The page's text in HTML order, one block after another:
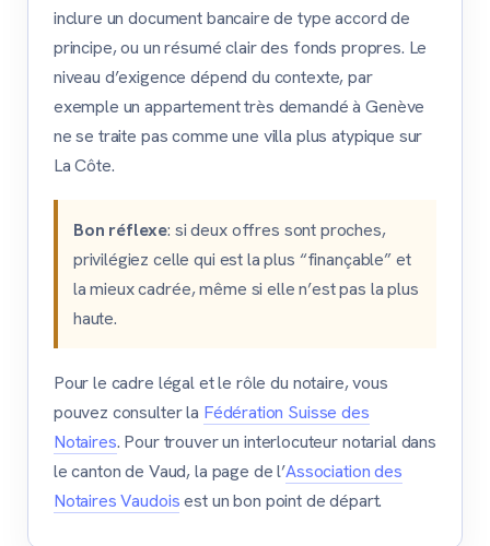
inclure un document bancaire de type accord de
principe, ou un résumé clair des fonds propres. Le
niveau d’exigence dépend du contexte, par
exemple un appartement très demandé à Genève
ne se traite pas comme une villa plus atypique sur
La Côte.
Bon réflexe: si deux offres sont proches,
privilégiez celle qui est la plus “finançable” et
la mieux cadrée, même si elle n’est pas la plus
haute.
Pour le cadre légal et le rôle du notaire, vous
pouvez consulter la Fédération Suisse des
Notaires. Pour trouver un interlocuteur notarial dans
le canton de Vaud, la page de l’Association des
Notaires Vaudoisest un bon point de départ.